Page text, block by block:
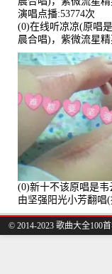
(0)在线听凉凉(原唱
晨合唱)，紫微流星
演唱点播:53774次
(0)新十不该原唱是韦
由坚强阳光小芳翻唱
放:49861)
© 2014-2023 歌曲大全100